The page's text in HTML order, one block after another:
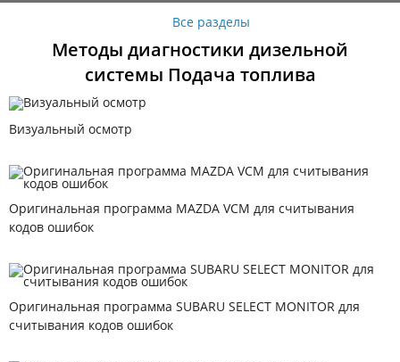
Все разделы
Методы диагностики дизельной
системы Подача топлива
Визуальный осмотр
Оригинальная программа MAZDA VCM для считывания
кодов ошибок
Оригинальная программа SUBARU SELECT MONITOR для
считывания кодов ошибок